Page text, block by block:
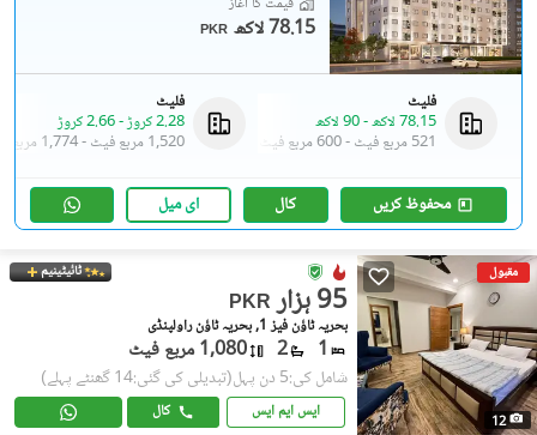
PKR 78.15 لاکھ
فلیٹ
78.15 لاکھ
-90 لاکھ
521 مربع فیٹ
-600 مربع فیٹ
فلیٹ
2.28 کروڑ
-2.66 کروڑ
1,520 مربع فیٹ
-1,774 مربع فیٹ
محفوظ کریں کال ای میل
مقبول
12
ٹائیٹینیم
PKR 95 ہزار
بحریہ ٹاؤن فیز 1, بحریہ ٹاؤن راولپنڈی
1
2 1,080 مربع فیٹ
شامل کی:5 دن پہل (تبدیلی کی گئی:14 گھنٹے پہلے)
ایس ایم ایس کال